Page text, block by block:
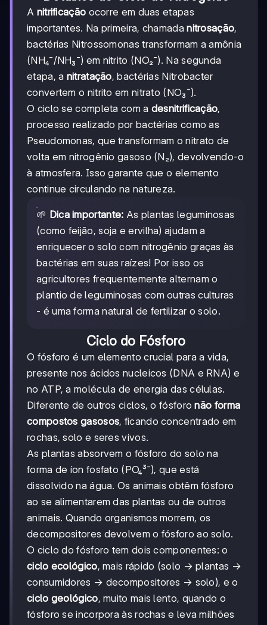
A nitrificação ocorre em duas etapas
importantes. Na primeira, chamadanitrosação,
bactérias Nitrossomonas transformam a amônia
(NH₄⁻/NH₃⁻) em nitrito (NO₂⁻). Na segunda
etapa, a nitratação, bactérias Nitrobacter
convertem o nitrito em nitrato (NO₃⁻).
O ciclo se completa com a desnitrificação,
processo realizado por bactérias como as
Pseudomonas, que transformam o nitrato de
volta em nitrogênio gasoso (N₂), devolvendo-o
à atmosfera. Isso garante que o elemento
continue circulando na natureza.
🌱 Dica importante: As plantas leguminosas
(como feijão, soja e ervilha) ajudam a
enriquecer o solo com nitrogênio graças às
bactérias em suas raízes! Por isso os
agricultores frequentemente alternam o
plantio de leguminosas com outras culturas
- é uma forma natural de fertilizar o solo.
Ciclo do Fósforo
O fósforo é um elemento crucial para a vida,
presente nos ácidos nucleicos (DNA e RNA) e
no ATP, a molécula de energia das células.
Diferente de outros ciclos, o fósforonão forma
compostos gasosos, ficando concentrado em
rochas, solo e seres vivos.
As plantas absorvem o fósforo do solo na
forma de íon fosfato (PO₄³⁻), que está
dissolvido na água. Os animais obtêm fósforo
ao se alimentarem das plantas ou de outros
animais. Quando organismos morrem, os
decompositores devolvem o fósforo ao solo.
O ciclo do fósforo tem dois componentes: o
ciclo ecológico, mais rápido (solo → plantas →
consumidores → decompositores → solo), e o
ciclo geológico, muito mais lento, quando o
fósforo se incorpora às rochas e leva milhões